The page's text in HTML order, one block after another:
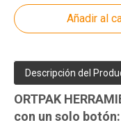
Añadir al
Descripción del
ORTPAK
con un solo